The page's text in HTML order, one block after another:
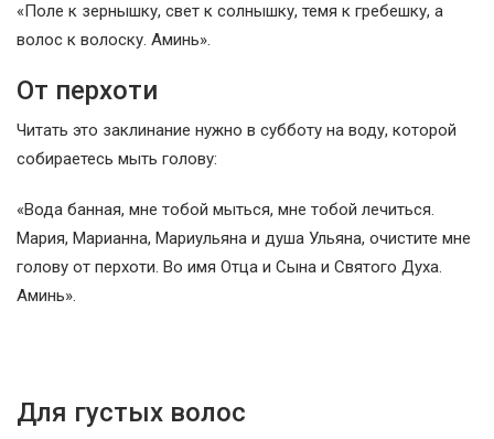
«Поле к зернышку, свет к солнышку, темя к гребешку, а
волос к волоску. Аминь».
От перхоти
Читать это заклинание нужно в субботу на воду, которой
собираетесь мыть голову:
«Вода банная, мне тобой мыться, мне тобой лечиться.
Мария, Марианна, Мариульяна и душа Ульяна, очистите мне
голову от перхоти. Во имя Отца и Сына и Святого Духа.
Аминь».
Для густых волос